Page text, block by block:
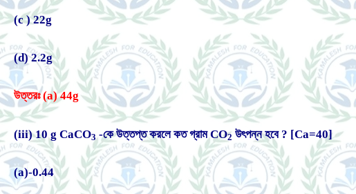
(c ) 22g
(d) 2.2g
উত্তরঃ (a) 44g
(iii) 10 g CaCO3 -কে উত্তপ্ত করলে কত গ্রাম CO2 উৎপন্ন হবে ? [Ca=40]
(a)-0.44